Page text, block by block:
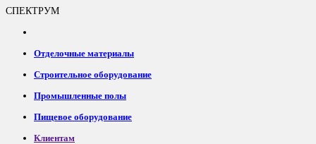
СПЕКТРУМ
Отделочные материалы
Строительное оборудование
Промышленные полы
Пищевое оборудование
Клиентам